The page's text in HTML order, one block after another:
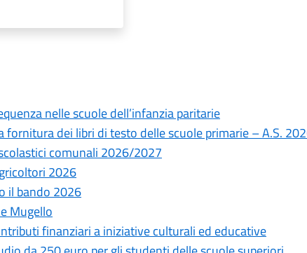
nelle scuole dell’infanzia paritarie
fornitura dei libri di testo delle scuole primarie – A.S.
comunali 2026/2027
2026
il bando 2026
Mugello
finanziari a iniziative culturali ed educative